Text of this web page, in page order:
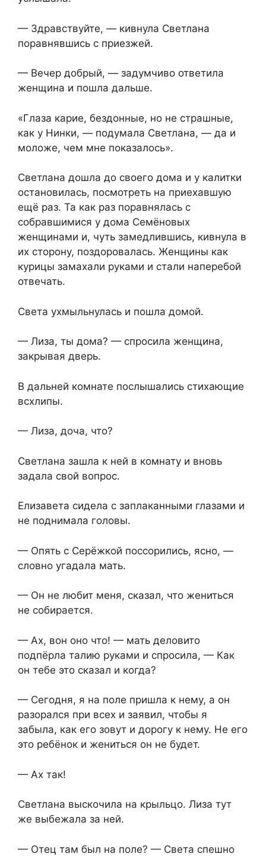
— Здравствуйте, — кивнула Светлана
поравнявшись с приезжей.
— Вечер добрый, — задумчиво ответила
женщина и пошла дальше.
«Глаза карие, бездонные, но не страшные,
как у Нинки, — подумала Светлана, — да и
моложе, чем мне показалось».
Светлана дошла до своего дома и у калитки
остановилась, посмотреть на приехавшую
ещё раз. Та как раз поравнялась с
собравшимися у дома Семёновых
женщинами и, чуть замедлившись, кивнула в
их сторону, поздоровалась. Женщины как
курицы замахали руками и стали наперебой
отвечать.
Света ухмыльнулась и пошла домой.
— Лиза, ты дома? — спросила женщина,
закрывая дверь.
В дальней комнате послышались стихающие
всхлипы.
— Лиза, доча, что?
Светлана зашла к ней в комнату и вновь
задала свой вопрос.
Елизавета сидела с заплаканными глазами и
не поднимала головы.
— Опять с Серёжкой поссорились, ясно, —
словно угадала мать.
— Он не любит меня, сказал, что жениться
не собирается.
— Ах, вон оно что! — мать деловито
подпёрла талию руками и спросила, — Как
он тебе это сказал и когда?
— Сегодня, я на поле пришла к нему, а он
разорался при всех и заявил, чтобы я
забыла, как его зовут и дорогу к нему. Не его
это ребёнок и жениться он не будет.
— Ах так!
Светлана выскочила на крыльцо. Лиза тут
же выбежала за ней.
— Отец там был на поле? — Света спешно